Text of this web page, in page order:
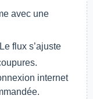
avec une
Le flux s’ajuste
internet